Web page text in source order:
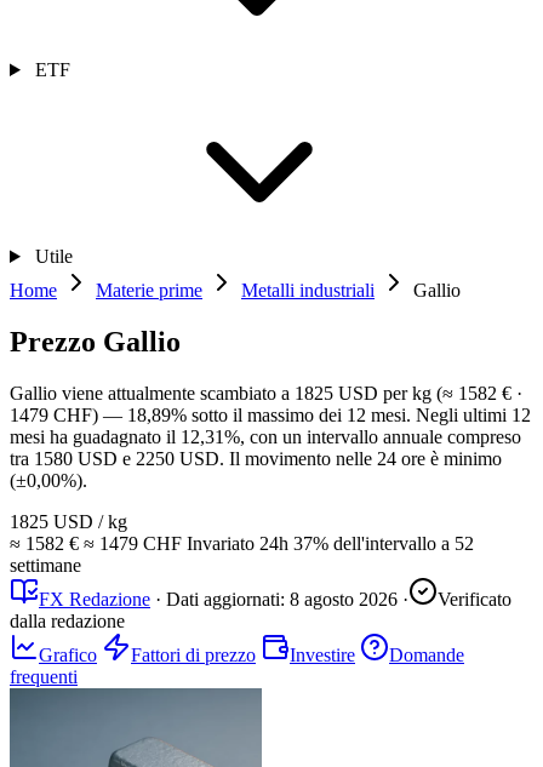
ETF
Utile
Home
Materie prime Metalli industriali Gallio
Prezzo Gallio
Gallio viene attualmente scambiato a 1825 USD per kg (≈ 1582 € ·
1479 CHF) — 18,89% sotto il massimo dei 12 mesi. Negli ultimi 12
mesi ha guadagnato il 12,31%, con un intervallo annuale compreso
tra 1580 USD e 2250 USD. Il movimento nelle 24 ore è minimo
(±0,00%).
1825 USD / kg
≈ 1582 € ≈ 1479 CHF Invariato 24h 37% dell'intervallo a 52
settimane
FX Redazione · Dati aggiornati: 8 agosto 2026 ·
Verificato
dalla redazione
Grafico
Fattori di prezzo Investire
Domande
frequenti